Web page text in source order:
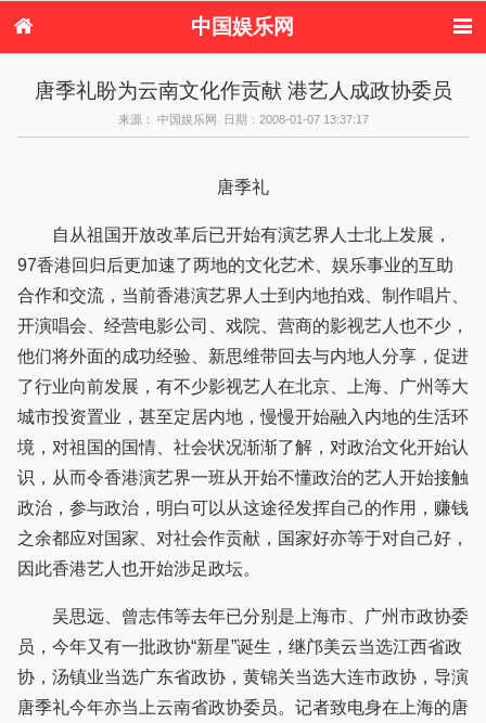
中国娱乐网
港台娱乐
日本娱乐 韩国娱乐
欧美娱乐
音乐新闻 影视新闻
唐季礼盼为云南文化作贡献 港艺人成政协委员
来源： 中国娱乐网 日期：2008-01-07 13:37:17
唐季礼
自从祖国开放改革后已开始有演艺界人士北上发展，
97香港回归后更加速了两地的文化艺术、娱乐事业的互助
合作和交流，当前香港演艺界人士到内地拍戏、制作唱片、
开演唱会、经营电影公司、戏院、营商的影视艺人也不少，
他们将外面的成功经验、新思维带回去与内地人分享，促进
了行业向前发展，有不少影视艺人在北京、上海、广州等大
城市投资置业，甚至定居内地，慢慢开始融入内地的生活环
境，对祖国的国情、社会状况渐渐了解，对政治文化开始认
识，从而令香港演艺界一班从开始不懂政治的艺人开始接触
政治，参与政治，明白可以从这途径发挥自己的作用，赚钱
之余都应对国家、对社会作贡献，国家好亦等于对自己好，
因此香港艺人也开始涉足政坛。
吴思远、曾志伟等去年已分别是上海市、广州市政协委
员，今年又有一批政协“新星”诞生，继邝美云当选江西省政
协，汤镇业当选广东省政协，黄锦关当选大连市政协，导演
唐季礼今年亦当上云南省政协委员。记者致电身在上海的唐